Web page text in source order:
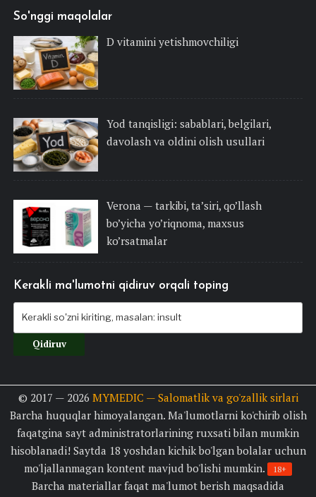
So'nggi maqolalar
D vitamini yetishmovchiligi
Yod tanqisligi: sabablari, belgilari,
davolash va oldini olish usullari
Verona — tarkibi, ta’siri, qo’llash
bo’yicha yo’riqnoma, maxsus
ko’rsatmalar
Kerakli ma'lumotni qidiruv orqali toping
© 2017 — 2026 MYMEDIC — Salomatlik va go'zallik sirlari
Barcha huquqlar himoyalangan. Ma'lumotlarni ko'chirib olish
faqatgina sayt administratorlarining ruxsati bilan mumkin
hisoblanadi! Saytda 18 yoshdan kichik bo'lgan bolalar uchun
mo'ljallanmagan kontent mavjud bo'lishi mumkin.
18+
Barcha materiallar faqat ma'lumot berish maqsadida